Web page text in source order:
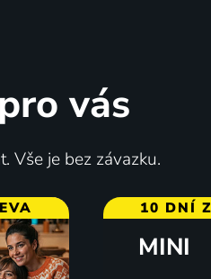
vás
Vše je bez závazku.
10 DNÍ
MINI